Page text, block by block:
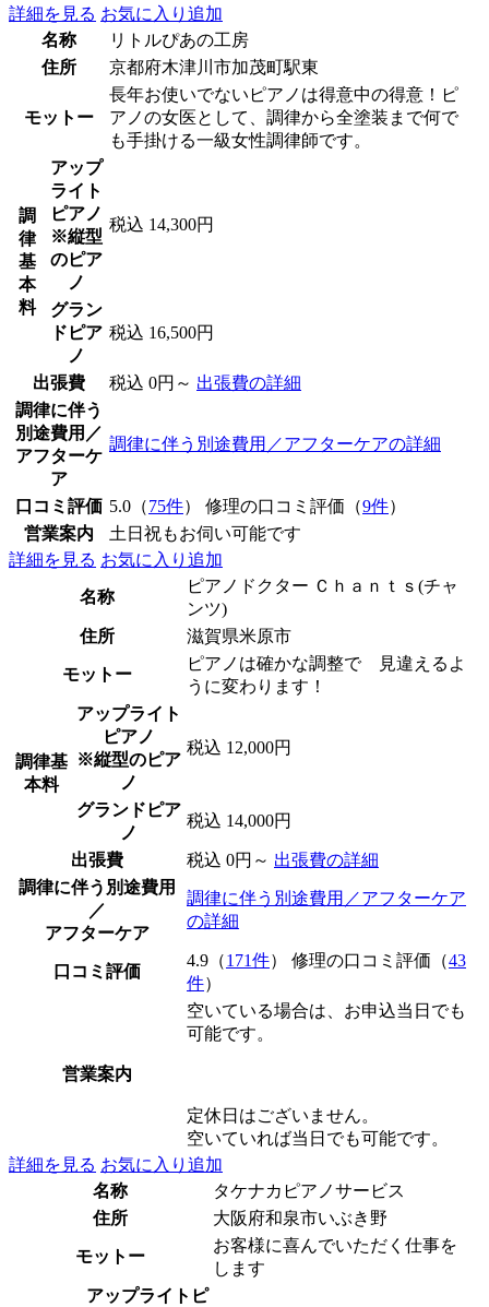
詳細を見る お気に入り追加
名称
リトルぴあの工房
住所
京都府木津川市加茂町駅東
モットー
長年お使いでないピアノは得意中の得意！ピ
アノの女医として、調律から全塗装まで何で
も手掛ける一級女性調律師です。
調
律
基
本
料
アップ
ライト
ピアノ
※縦型
のピア
ノ
税込 14,300円
グラン
ドピア
ノ
税込 16,500円
出張費 税込 0円～ 出張費の詳細
調律に伴う
別途費用／
アフターケ
ア
調律に伴う別途費用／アフターケアの詳細
口コミ評価 5.0（75件） 修理の口コミ評価（9件）
営業案内
土日祝もお伺い可能です
詳細を見る お気に入り追加
名称
ピアノドクター Ｃｈａｎｔｓ(チャ
ンツ)
住所
滋賀県米原市
モットー
ピアノは確かな調整で 見違えるよ
うに変わります！
調律基
本料
アップライト
ピアノ
※縦型のピア
ノ
税込 12,000円
グランドピア
ノ
税込 14,000円
出張費 税込 0円～ 出張費の詳細
調律に伴う別途費用
／
アフターケア
調律に伴う別途費用／アフターケア
の詳細
口コミ評価
4.9（171件） 修理の口コミ評価（43
件）
営業案内
空いている場合は、お申込当日でも
可能です。
定休日はございません。
空いていれば当日でも可能です。
詳細を見る お気に入り追加
名称
タケナカピアノサービス
住所
大阪府和泉市いぶき野
モットー
お客様に喜んでいただく仕事を
します
アップライトピ